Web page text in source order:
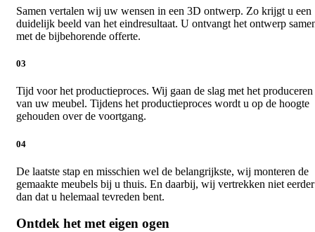
Samen vertalen wij uw wensen in een 3D ontwerp. Zo krijgt u een
duidelijk beeld van het eindresultaat. U ontvangt het ontwerp
met de bijbehorende offerte.
03
Tijd voor het productieproces. Wij gaan de slag met het produceren
van uw meubel. Tijdens het productieproces wordt u op de hoogte
gehouden over de voortgang.
04
De laatste stap en misschien wel de belangrijkste, wij monteren de
gemaakte meubels bij u thuis. En daarbij, wij vertrekken niet eerder
dan dat u helemaal tevreden bent.
Ontdek het met eigen ogen